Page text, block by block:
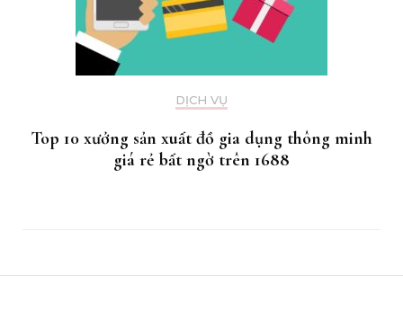
DỊCH VỤ
Top 10 xưởng sản xuất đồ gia dụng thông minh
giá rẻ bất ngờ trên 1688